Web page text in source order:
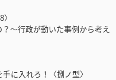
～行政が動いた事例から考え
に入れろ！〈捌ノ型〉